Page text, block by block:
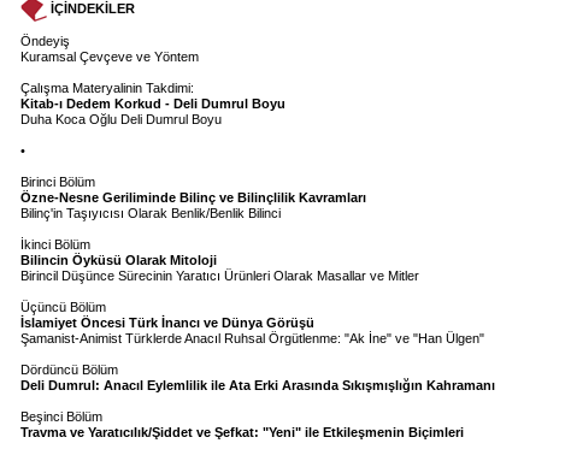
İÇİNDEKİLER
Öndeyiş
Kuramsal Çevçeve ve Yöntem
Çalışma Materyalinin Takdimi:
Kitab-ı Dedem Korkud - Deli Dumrul Boyu
Duha Koca Oğlu Deli Dumrul Boyu
•
Birinci Bölüm
Özne-Nesne Geriliminde Bilinç ve Bilinçlilik Kavramları
Bilinç'in Taşıyıcısı Olarak Benlik/Benlik Bilinci
İkinci Bölüm
Bilincin Öyküsü Olarak Mitoloji
Birincil Düşünce Sürecinin Yaratıcı Ürünleri Olarak Masallar ve Mitler
Üçüncü Bölüm
İslamiyet Öncesi Türk İnancı ve Dünya Görüşü
Şamanist-Animist Türklerde Anacıl Ruhsal Örgütlenme: "Ak İne" ve "Han Ülgen"
Dördüncü Bölüm
Deli Dumrul: Anacıl Eylemlilik ile Ata Erki Arasında Sıkışmışlığın Kahramanı
Beşinci Bölüm
Travma ve Yaratıcılık/Şiddet ve Şefkat: "Yeni" ile Etkileşmenin Biçimleri